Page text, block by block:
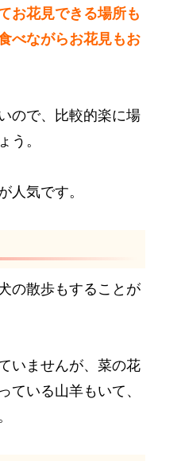
お花見できる場所も
べながらお花見もお
ので、比較的楽に場
う。
人気です。
の散歩もすることが
いませんが、菜の花
ている山羊もいて、